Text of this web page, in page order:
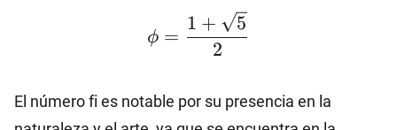
\phi=\dfrac{1+\sqrt{5}}
{2}
ϕ =
2
1 + 5
El número fi es notable por su presencia en la